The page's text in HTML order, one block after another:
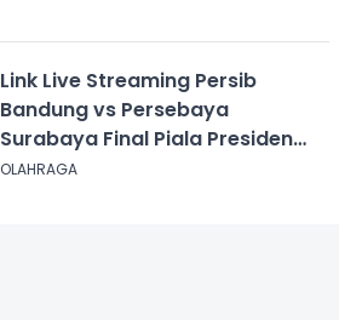
Link Live Streaming Persib
Bandung vs Persebaya
Surabaya Final Piala Presiden
2026, Kick-off Pukul 20.00 WIB
OLAHRAGA